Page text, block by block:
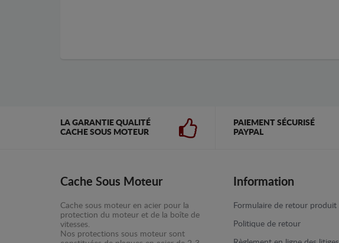
LA GARANTIE QUALITÉ
CACHE SOUS MOTEUR
PAIEMENT SÉCURISÉ
PAYPAL
Cache Sous Moteur
Cache sous moteur en acier pour la
protection du moteur et de la boîte de
vitesses.
Nos protections sous moteur sont
Information
Formulaire de retour produit
Politique de retour